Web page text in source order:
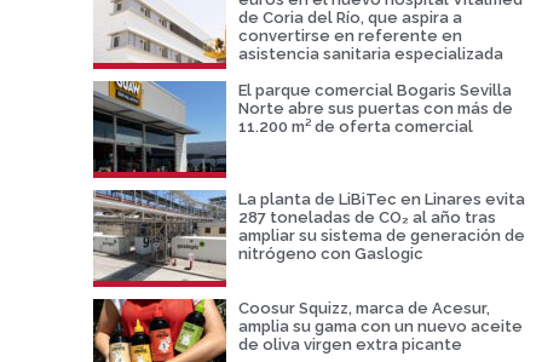
de Coria del Río, que aspira a
convertirse en referente en
asistencia sanitaria especializada
El parque comercial Bogaris Sevilla
Norte abre sus puertas con más de
11.200 m² de oferta comercial
La planta de LiBiTec en Linares evita
287 toneladas de CO₂ al año tras
ampliar su sistema de generación de
nitrógeno con Gaslogic
Coosur Squizz, marca de Acesur,
amplia su gama con un nuevo aceite
de oliva virgen extra picante